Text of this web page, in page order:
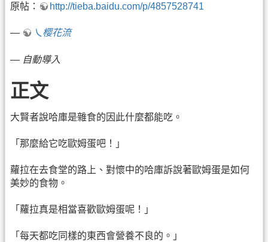
原帖： http://tieba.baidu.com/p/4857528741
— 乀樱花流
— 自動導入
正文
大賢者說哈庫是雜食的因此什麼都能吃。
「那麼給它吃歐姆蛋吧！」
蘿拉在去食堂的路上、對懷中的哈庫訴說著歐姆蛋是如何
美妙的食物。
「蘿拉真是相當喜歡歐姆蛋呢！」
「每天都吃同樣的東西會營養不良的。」